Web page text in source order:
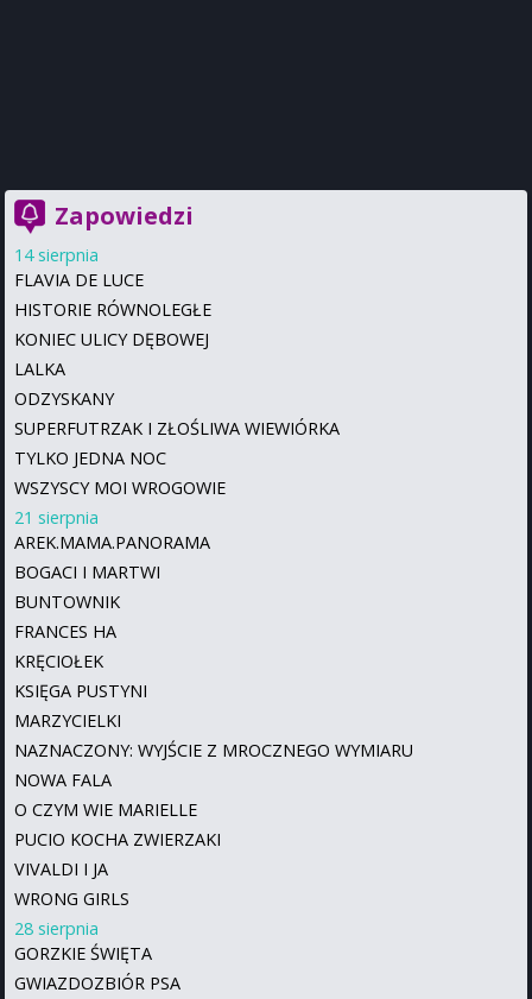
Zapowiedzi
14 sierpnia
FLAVIA DE LUCE
HISTORIE RÓWNOLEGŁE
KONIEC ULICY DĘBOWEJ
LALKA
ODZYSKANY
SUPERFUTRZAK I ZŁOŚLIWA WIEWIÓRKA
TYLKO JEDNA NOC
WSZYSCY MOI WROGOWIE
21 sierpnia
AREK.MAMA.PANORAMA
BOGACI I MARTWI
BUNTOWNIK
FRANCES HA
KRĘCIOŁEK
KSIĘGA PUSTYNI
MARZYCIELKI
NAZNACZONY: WYJŚCIE Z MROCZNEGO WYMIARU
NOWA FALA
O CZYM WIE MARIELLE
PUCIO KOCHA ZWIERZAKI
VIVALDI I JA
WRONG GIRLS
28 sierpnia
GORZKIE ŚWIĘTA
GWIAZDOZBIÓR PSA